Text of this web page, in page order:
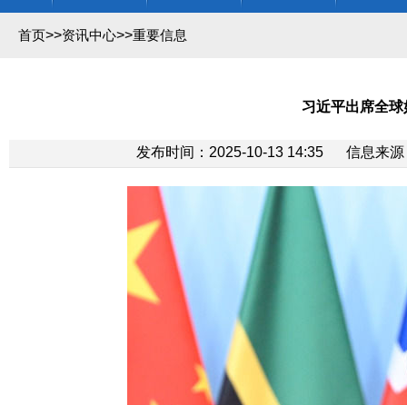
首页>>资讯中心>>重要信息
习近平出席全
发布时间：2025-10-13 14:35 信息来源